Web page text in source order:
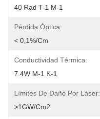
40 Rad T-1 M-1
Pérdida Óptica:
< 0,1%/cm
Conductividad Térmica:
7.4W M-1 K-1
Límites De Daño Por Láser:
>1GW/cm2